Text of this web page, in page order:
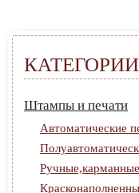
КАТЕГОРИИ
Штампы и печати
Автоматические
Ручные,карманные